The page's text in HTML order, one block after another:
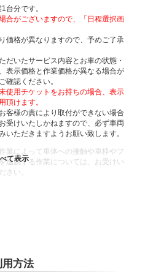
台分です。
合がございますので、「日程選択画
価格が異なりますので、予めご了承
いたサービス内容とお車の状態・
表示価格と作業価格が異なる場合が
確認ください。
使用チケットをお持ちの場合、表示
頂けます。
客様の責により取付ができない場合
受けいたしかねますので、必ず車両
ただきますようお願い致します。
業によって車体への接触や車枠やフ
逸脱する作業については、お受けい
さい。
用方法